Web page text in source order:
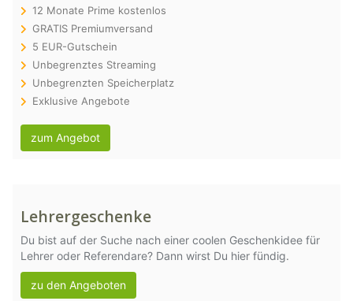
12 Monate Prime kostenlos
GRATIS Premiumversand
5 EUR-Gutschein
Unbegrenztes Streaming
Unbegrenzten Speicherplatz
Exklusive Angebote
zum Angebot
Lehrergeschenke
Du bist auf der Suche nach einer coolen Geschenkidee für
Lehrer oder Referendare? Dann wirst Du hier fündig.
zu den Angeboten